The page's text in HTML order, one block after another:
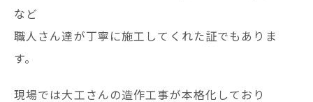
など
職人さん達が丁寧に施工してくれた証でもありま
す。
現場では大工さんの造作工事が本格化しており